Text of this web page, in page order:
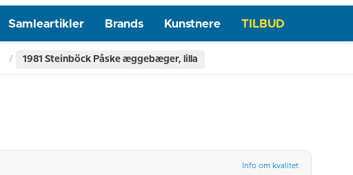
Samleartikler Brands Kunstnere TILBUD
1981 Steinböck Påske æggebæger, lilla
Info om kvalitet